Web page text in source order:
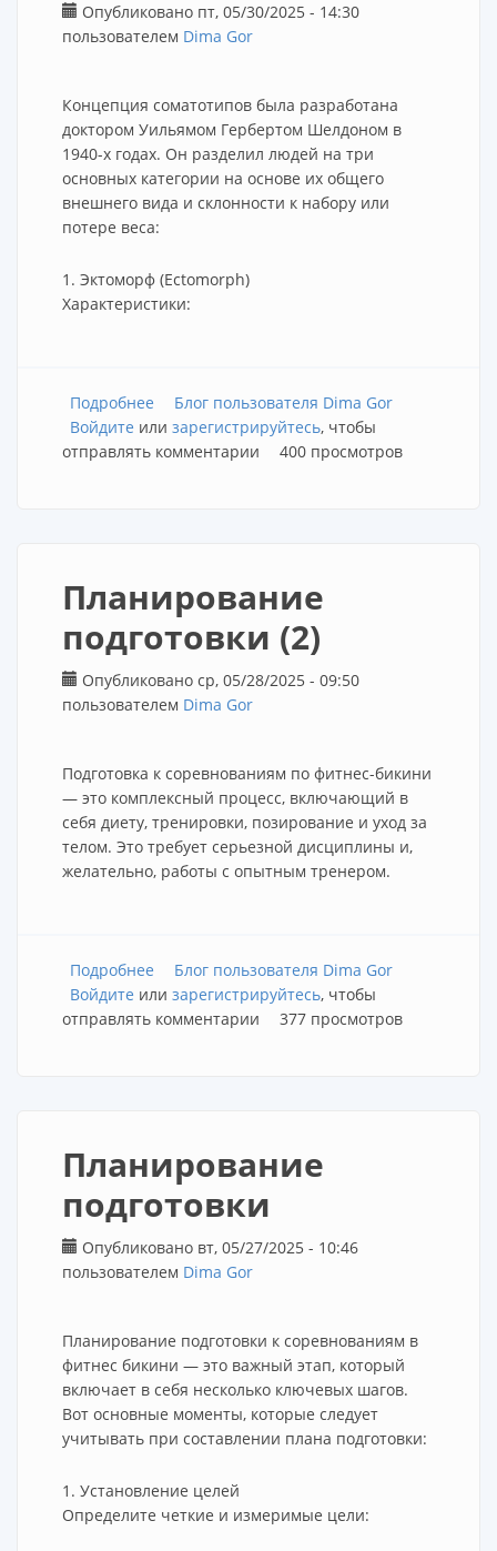
Опубликовано пт, 05/30/2025 - 14:30
пользователем Dima Gor
Концепция соматотипов была разработана
доктором Уильямом Гербертом Шелдоном в
1940-х годах. Он разделил людей на три
основных категории на основе их общего
внешнего вида и склонности к набору или
потере веса:
1. Эктоморф (Ectomorph)
Характеристики:
Подробнее о Типы телосложения
Блог пользователя Dima Gor
Войдите или зарегистрируйтесь, чтобы
отправлять комментарии
400 просмотров
Планирование
подготовки (2)
Опубликовано ср, 05/28/2025 - 09:50
пользователем Dima Gor
Подготовка к соревнованиям по фитнес-бикини
— это комплексный процесс, включающий в
себя диету, тренировки, позирование и уход за
телом. Это требует серьезной дисциплины и,
желательно, работы с опытным тренером.
Подробнее о Планирование подготовки (2)
Блог пользователя Dima Gor
Войдите или зарегистрируйтесь, чтобы
отправлять комментарии
377 просмотров
Планирование
подготовки
Опубликовано вт, 05/27/2025 - 10:46
пользователем Dima Gor
Планирование подготовки к соревнованиям в
фитнес бикини — это важный этап, который
включает в себя несколько ключевых шагов.
Вот основные моменты, которые следует
учитывать при составлении плана подготовки:
1. Установление целей
Определите четкие и измеримые цели: